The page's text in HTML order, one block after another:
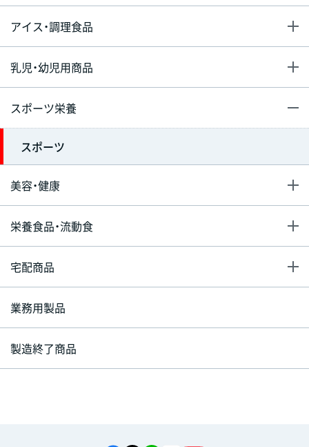
アイス・調理食品
乳児・幼児用商品
スポーツ栄養
スポーツ
美容・健康
栄養食品・流動食
宅配商品
業務用製品
製造終了商品